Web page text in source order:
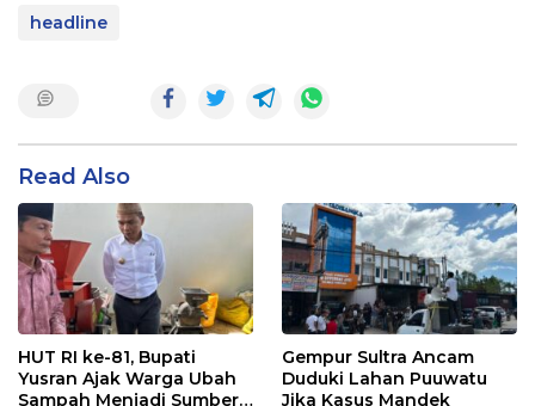
headline
Read Also
HUT RI ke-81, Bupati
Yusran Ajak Warga Ubah
Sampah Menjadi Sumber
Gempur Sultra Ancam
Duduki Lahan Puuwatu
Jika Kasus Mandek